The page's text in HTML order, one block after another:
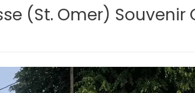
(St. Omer) Souvenir